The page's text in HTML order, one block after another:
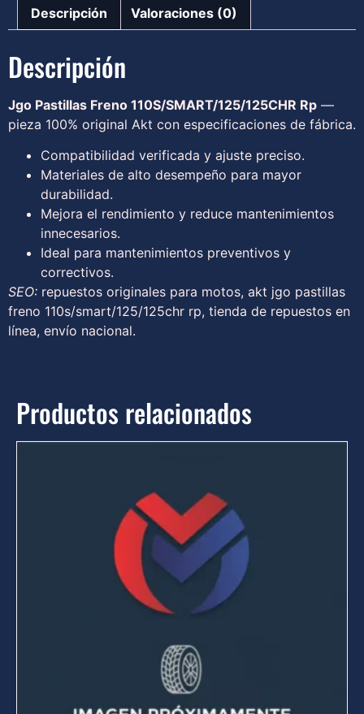
Descripción Valoraciones (0)
Descripción
Jgo Pastillas Freno 110S/SMART/125/125CHR Rp —
pieza 100% original Akt con especificaciones de fábrica.
Compatibilidad verificada y ajuste preciso.
Materiales de alto desempeño para mayor
durabilidad.
Mejora el rendimiento y reduce mantenimientos
innecesarios.
Ideal para mantenimientos preventivos y
correctivos.
SEO: repuestos originales para motos, akt jgo pastillas
freno 110s/smart/125/125chr rp, tienda de repuestos en
línea, envío nacional.
Productos relacionados